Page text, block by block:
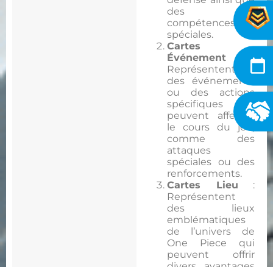
des
compétences
spéciales.
Cartes
Événement :
Représentent
des événements
ou des actions
spécifiques qui
peuvent affecter
le cours du jeu,
comme des
attaques
spéciales ou des
renforcements.
Cartes Lieu :
Représentent
des lieux
emblématiques
de l’univers de
One Piece qui
peuvent offrir